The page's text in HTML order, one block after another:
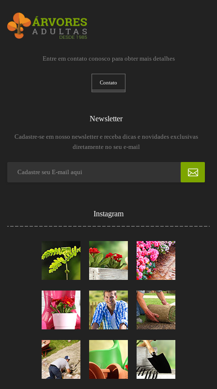
Entre em contato conosco para obter mais detalhes
Contato
Newsletter
Cadastre-se em nosso newsletter e receba dicas e novidades exclusivas
diretamente no seu e-mail
Instagram